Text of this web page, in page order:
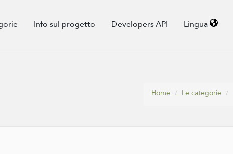
Info sul progetto Developers API Lingua
Home
Le categorie